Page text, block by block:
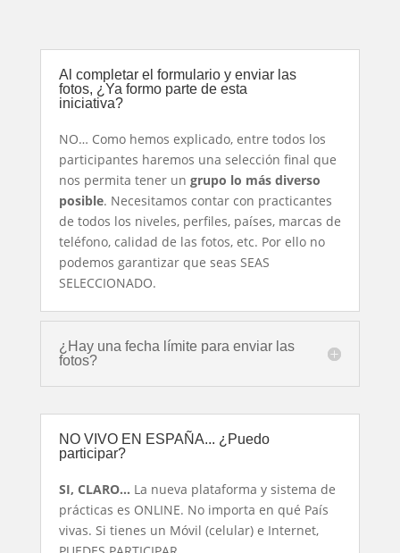
Al completar el formulario y enviar las
fotos, ¿Ya formo parte de esta
iniciativa?
NO… Como hemos explicado, entre todos los
participantes haremos una selección final que
nos permita tener un grupo lo más diverso
posible. Necesitamos contar con practicantes
de todos los niveles, perfiles, países, marcas de
teléfono, calidad de las fotos, etc. Por ello no
podemos garantizar que seas SEAS
SELECCIONADO.
¿Hay una fecha límite para enviar las
fotos?
NO VIVO EN ESPAÑA... ¿Puedo
participar?
SI, CLARO… La nueva plataforma y sistema de
prácticas es ONLINE. No importa en qué País
vivas. Si tienes un Móvil (celular) e Internet,